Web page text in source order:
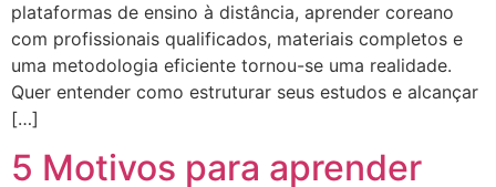
plataformas de ensino à distância, aprender coreano
com profissionais qualificados, materiais completos e
uma metodologia eficiente tornou-se uma realidade.
Quer entender como estruturar seus estudos e alcançar
[…]
5 Motivos para aprender